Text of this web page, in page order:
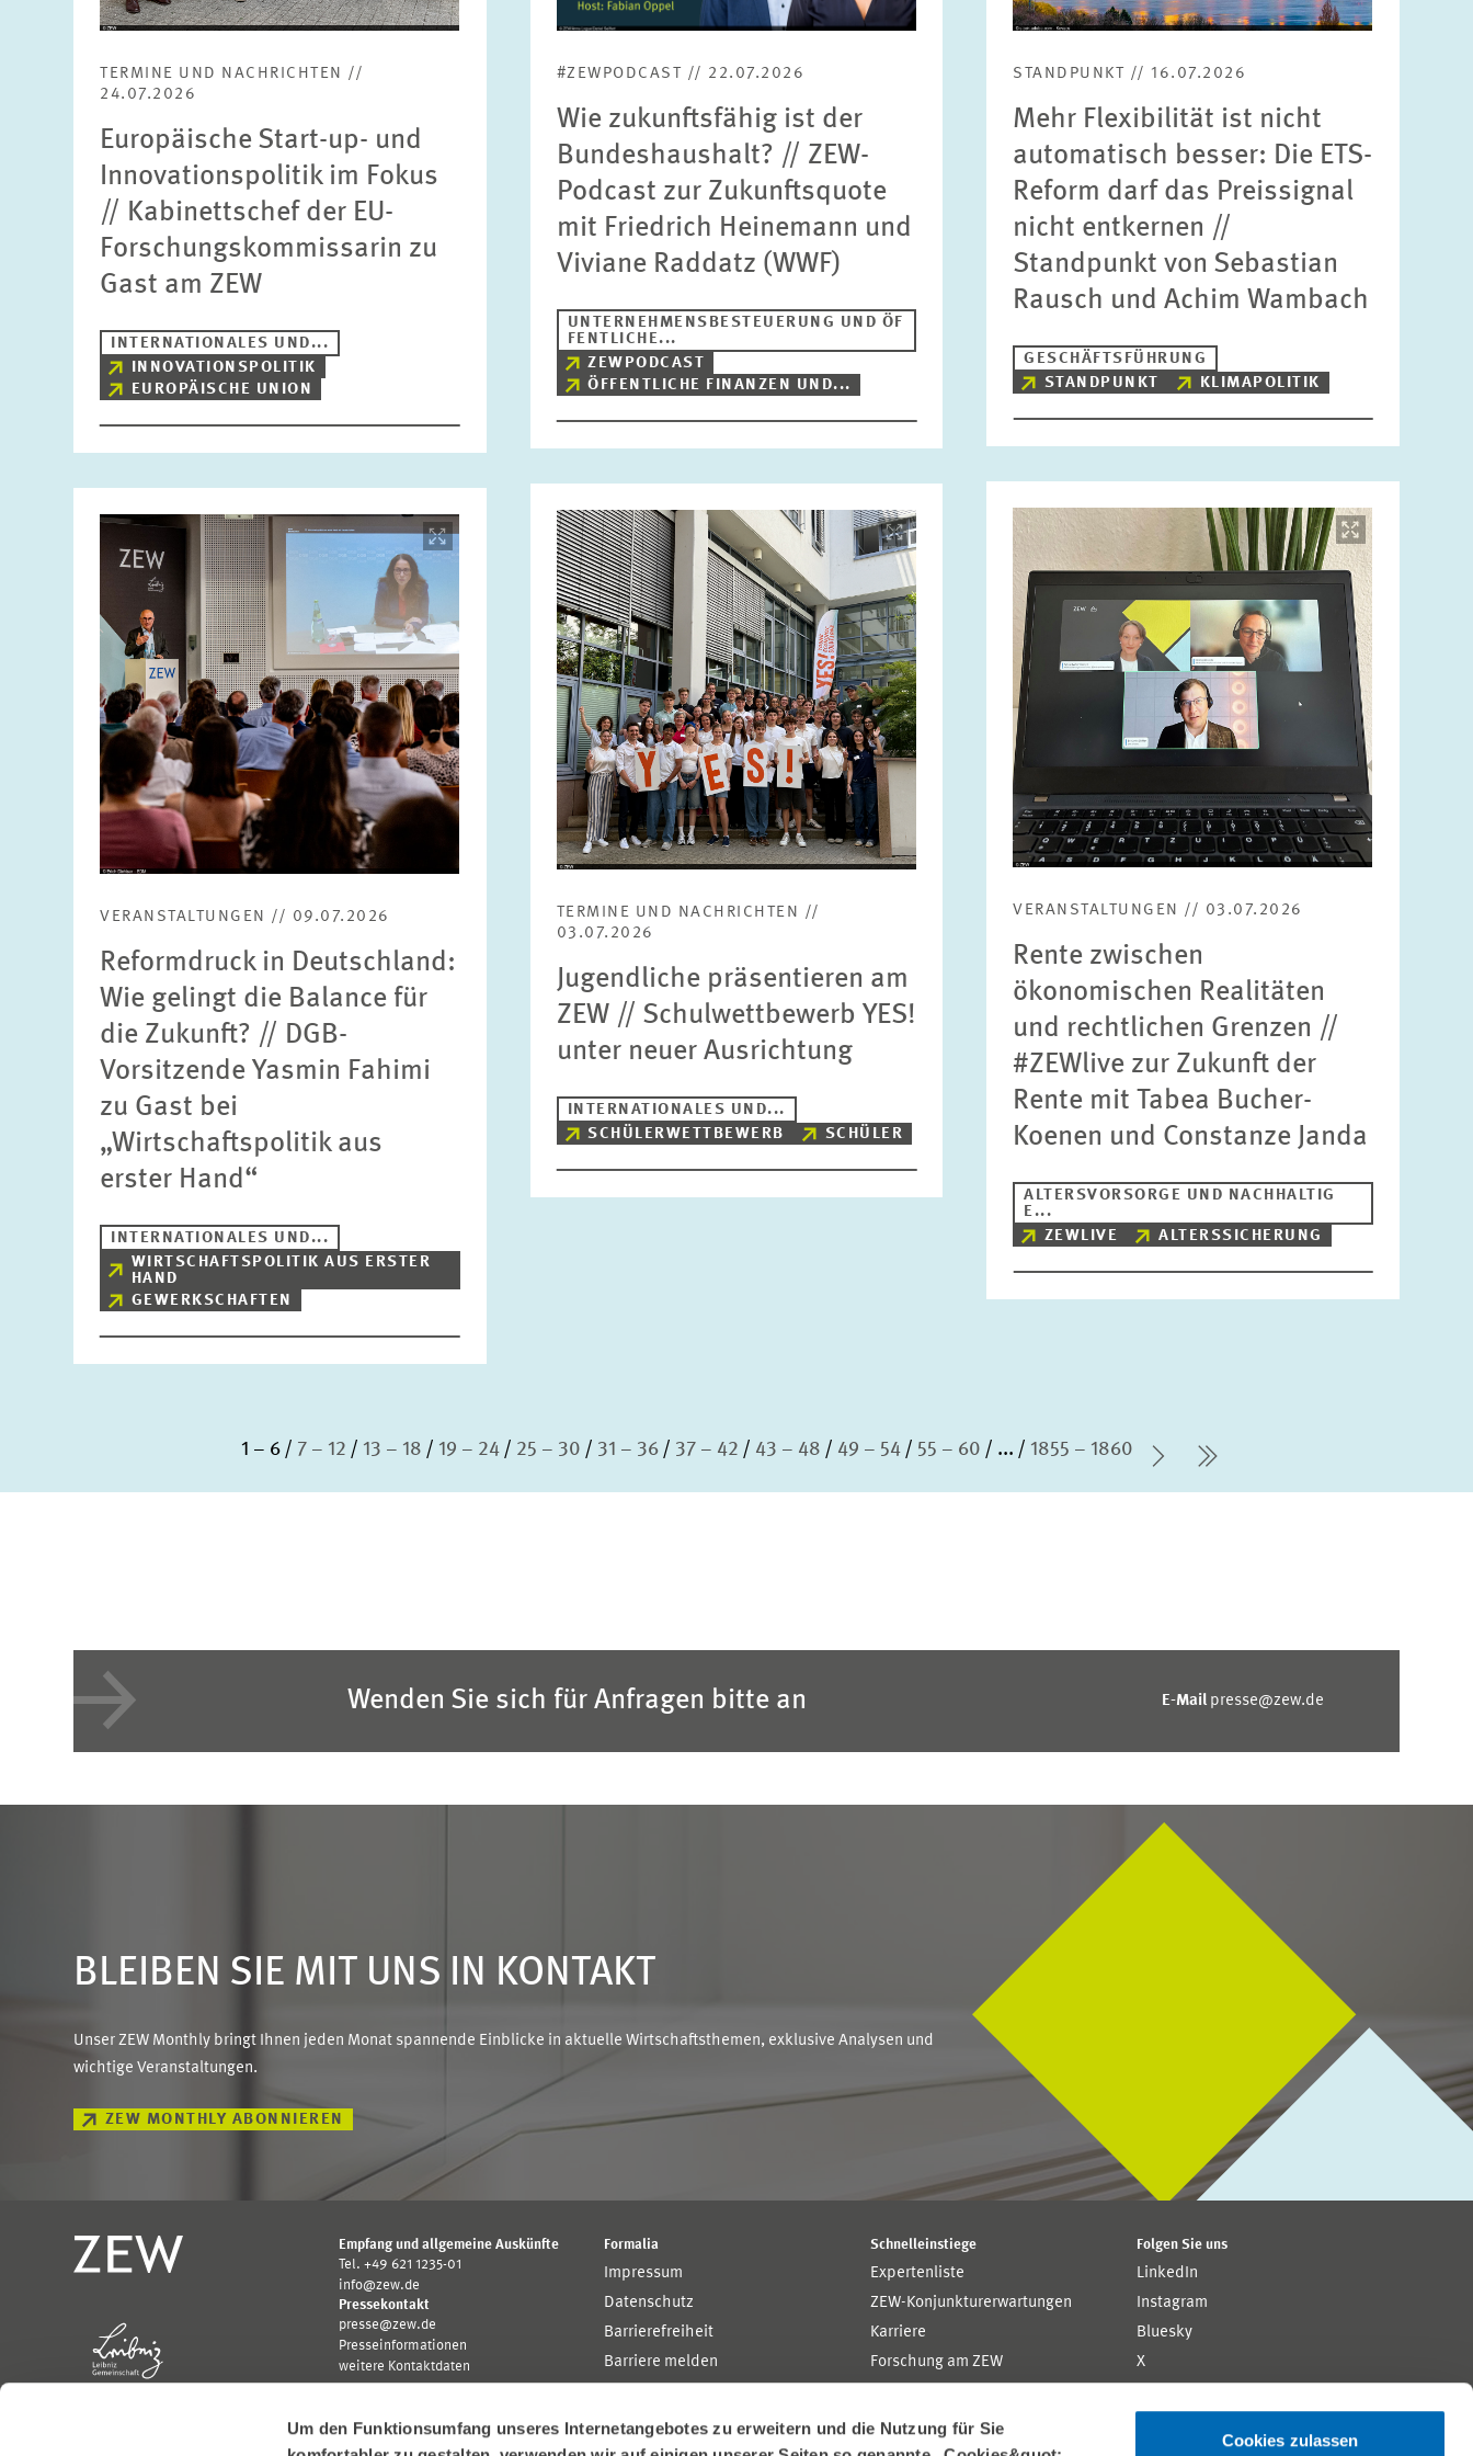
Um den Funktionsumfang unseres Internetangebotes zu erweitern und die Nutzung für Sie
Cookies zulassen
Bitte wählen
TERMINE UND NACHRICHTEN //
24.07.2026
Europäische Start-up- und
Innovationspolitik im Fokus
// Kabinettschef der EU-
Forschungskommissarin zu
Gast am ZEW
INTERNATIONALES UND...
INNOVATIONSPOLITIK
EUROPÄISCHE UNION
#ZEWPODCAST // 22.07.2026
Wie zukunftsfähig ist der
Bundeshaushalt? // ZEW-
Podcast zur Zukunftsquote
mit Friedrich Heinemann und
Viviane Raddatz (WWF)
UNTERNEHMENSBESTEUERUNG UND ÖF
FENTLICHE...
ZEWPODCAST
ÖFFENTLICHE FINANZEN UND...
STANDPUNKT // 16.07.2026
Mehr Flexibilität ist nicht
automatisch besser: Die ETS-
Reform darf das Preissignal
nicht entkernen //
Standpunkt von Sebastian
Rausch und Achim Wambach
GESCHÄFTSFÜHRUNG
STANDPUNKT
KLIMAPOLITIK
Bild
öffnet
vergrößerter
Ansicht
VERANSTALTUNGEN // 09.07.2026
Reformdruck in Deutschland:
Wie gelingt die Balance für
die Zukunft? // DGB-
Vorsitzende Yasmin Fahimi
zu Gast bei
„Wirtschaftspolitik aus
erster Hand“
INTERNATIONALES UND...
WIRTSCHAFTSPOLITIK AUS ERSTER
HAND
GEWERKSCHAFTEN
Bild
öffnet
in
vergrößerter
Ansicht
TERMINE UND NACHRICHTEN //
03.07.2026
Jugendliche präsentieren am
ZEW // Schulwettbewerb YES!
unter neuer Ausrichtung
INTERNATIONALES UND...
SCHÜLERWETTBEWERB
SCHÜLER
Bild
öffnet
in
vergrößerter
Ansicht
VERANSTALTUNGEN // 03.07.2026
Rente zwischen
ökonomischen Realitäten
und rechtlichen Grenzen //
#ZEWlive zur Zukunft der
Rente mit Tabea Bucher-
Koenen und Constanze Janda
ALTERSVORSORGE UND NACHHALTIG
E...
ZEWLIVE
ALTERSSICHERUNG
1 – 6 7 – 12 13 – 18 19 – 24 25 – 30 31 – 36 37 – 42 43 – 48 49 – 54 55 – 60 ... 1855 – 1860
Nächste Seite
letzte Seite
Wenden Sie sich für Anfragen bitte an E-Mail presse@zew.de
BLEIBEN SIE MIT UNS IN KONTAKT
Unser ZEW Monthly bringt Ihnen jeden Monat spannende Einblicke in aktuelle Wirtschaftsthemen, exklusive Analysen und
wichtige Veranstaltungen.
ZEW MONTHLY ABONNIEREN
Empfang und allgemeine Auskünfte
Tel. +49 621 1235-01
info@zew.de
Pressekontakt
presse@zew.de
Presseinformationen
weitere Kontaktdaten
Formalia
Impressum
Datenschutz
Barrierefreiheit
Barriere melden
Schnelleinstiege
Expertenliste
ZEW-Konjunkturerwartungen
Karriere
Forschung am ZEW
MannheimTaxation
Folgen Sie uns
LinkedIn
Instagram
Bluesky
X